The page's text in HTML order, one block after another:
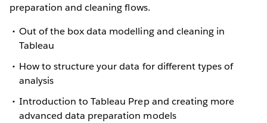
preparation and cleaning flows.
Out of the box data modelling and cleaning in
Tableau
How to structure your data for different types of
analysis
Introduction to Tableau Prep and creating more
advanced data preparation models